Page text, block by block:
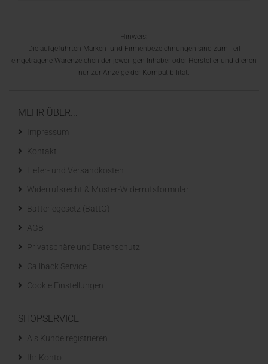
Hinweis:
Die aufgeführten Marken- und Firmenbezeichnungen sind zum Teil
eingetragene Warenzeichen der jeweiligen Inhaber oder Hersteller und dienen
nur zur Anzeige der Kompatibilität.
MEHR ÜBER...
Impressum
Kontakt
Liefer- und Versandkosten
Widerrufsrecht & Muster-Widerrufsformular
Batteriegesetz (BattG)
AGB
Privatsphäre und Datenschutz
Callback Service
Cookie Einstellungen
SHOPSERVICE
Als Kunde registrieren
Ihr Konto